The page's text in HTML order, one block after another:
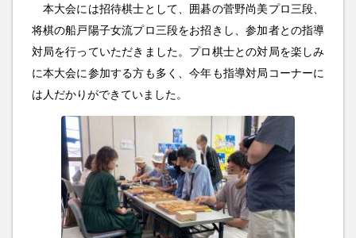
本大会には招待棋士として、囲碁の菅野尚美プロ三段、
将棋の船戸陽子女流プロ三段をお招きし、参加者との指導
対局を行っていただきました。プロ棋士との対局を楽しみ
に本大会に参加する方も多く、今年も指導対局コーナーに
は人だかりができていました。